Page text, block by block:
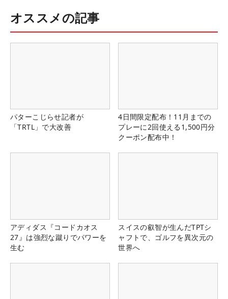
オススメの記事
パターこじらせ記者が
「TRTL」で大改善
4日間限定配布！11月までの
プレーに2回使える1,500円分
クーポン配布中！
アディダス『コードカオス
27』は強烈な蹴りでパワーを
生む
スイスの叡智が生んだTPTシ
ャフトで、ゴルフを異次元の
世界へ